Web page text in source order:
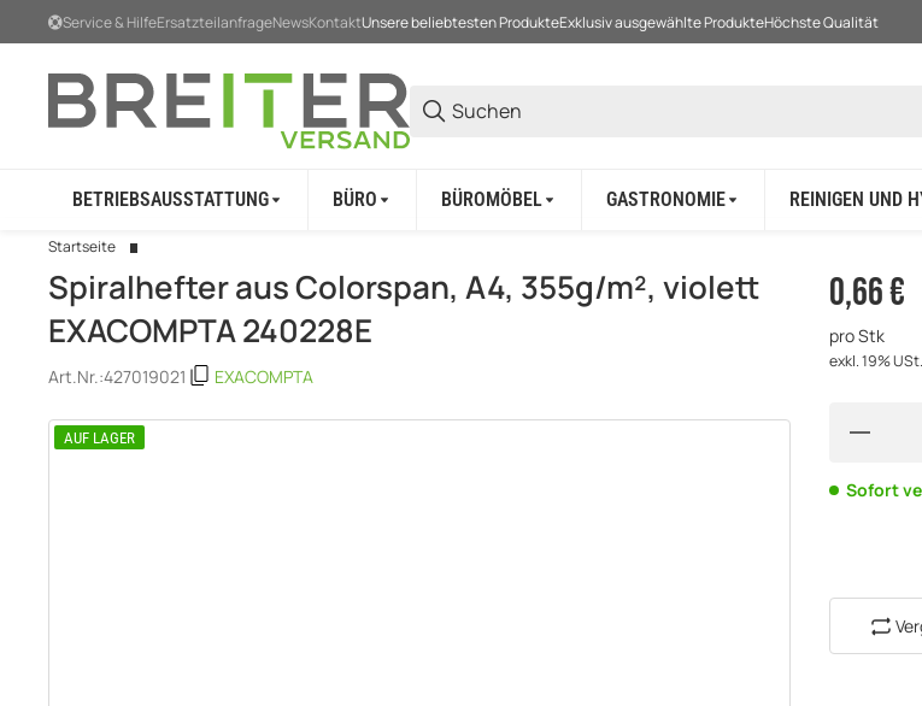
Service & HilfeErsatzteilanfrageNewsKontaktUnsere beliebtesten ProdukteExklusiv ausgewählte ProdukteHöchste Qualität
BETRIEBSAUSSTATTUNG BÜRO BÜROMÖBEL GASTRONOMIE REINIGEN UND
Startseite
EXACOMPTA
Spiralhefter aus Colorspan, A4, 355g/m², violett
EXACOMPTA 240228E
Art.Nr.:427019021
AUF LAGER
0,66 €
pro Stk
exkl. 19% USt.
Sofort